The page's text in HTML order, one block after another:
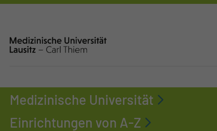
Medizinische Universität
Einrichtungen von A-Z